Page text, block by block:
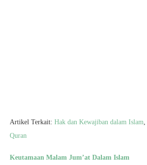
Artikel Terkait: Hak dan Kewajiban dalam Islam,
Quran
Keutamaan Malam Jum’at Dalam Islam